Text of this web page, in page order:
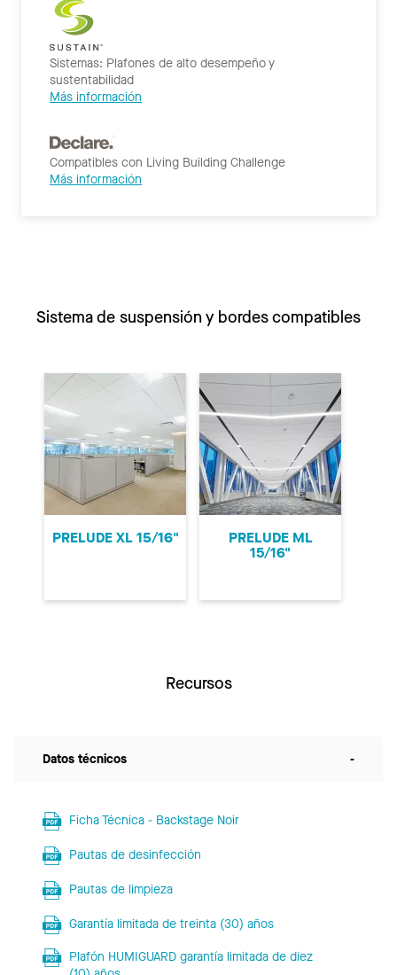
Sistemas: Plafones de alto desempeño y
sustentabilidad
Más información
Compatibles con Living Building Challenge
Más información
Sistema de suspensión y bordes compatibles
PRELUDE XL 15/16"
PRELUDE ML
15/16"
Recursos
Datos técnicos -
Ficha Técnica - Backstage Noir
Pautas de desinfección
Pautas de limpieza
Garantía limitada de treinta (30) años
Plafón HUMIGUARD garantía limitada de diez